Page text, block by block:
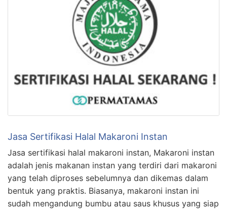
Jasa Sertifikasi Halal Makaroni Instan
Jasa sertifikasi halal makaroni instan, Makaroni instan
adalah jenis makanan instan yang terdiri dari makaroni
yang telah diproses sebelumnya dan dikemas dalam
bentuk yang praktis. Biasanya, makaroni instan ini
sudah mengandung bumbu atau saus khusus yang siap